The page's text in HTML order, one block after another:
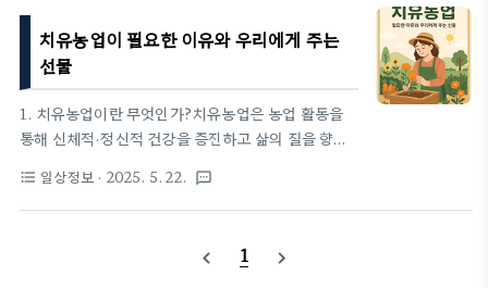
동물 돌봄 등 다양한 방식이 활용됩니다. 치유농업이
필요한 이유와 우리에게 주는 선물1. 치유농업이란 무
엇인가?치유농업은 농업 활동을 통해 신체적·정신적
건강을 증진하고 삶의 질을 향상시키는 농업 활용 복
지 서비스입니다. 단순히 식물을 키우는 행위를 넘어,
자연과의 교wordtobus.com2. 농촌진흥청이 추진
『치유농업 연구개발 및 육성에 관한 법률』 시행 이
후, 농촌진흥청은 2022~2026년..
치유농업이 필요한 이유와 우리에게 주는
선물
1. 치유농업이란 무엇인가?치유농업은 농업 활동을
통해 신체적·정신적 건강을 증진하고 삶의 질을 향상
키우는 행위를 넘어, 자연과의 교감을 통해 정서적 안
정을 얻고, 농촌 자원을 활용한 재활과 회복의 기회를
험, 식물 요법 등이 포함됩니다.2. 왜 지금 치유농업
format_list_bulleted 일상정보 · 2025. 5. 22. textsms
navigate_before 1 navigate_next